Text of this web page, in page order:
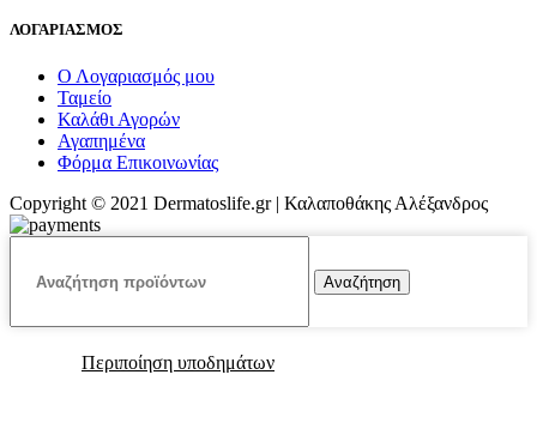
ΛΟΓΑΡΙΑΣΜΟΣ
Ο Λογαριασμός μου
Ταμείο
Καλάθι Αγορών
Αγαπημένα
Φόρμα Επικοινωνίας
Copyright © 2021 Dermatoslife.gr | Καλαποθάκης Αλέξανδρος
Αναζήτηση
Περιποίηση υποδημάτων